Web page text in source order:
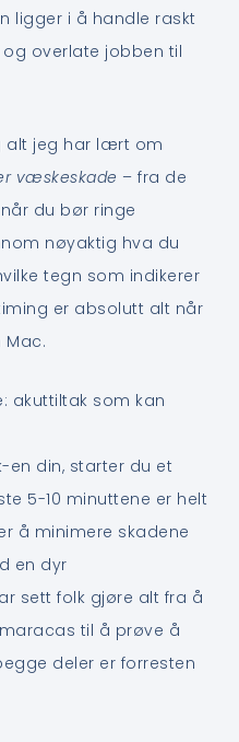
ligger i å handle raskt
overlate jobben til
alt jeg har lært om
væskeskade – fra de
du bør ringe
nøyaktig hva du
tegn som indikerer
er absolutt alt når
akuttiltak som kan
en din, starter du et
5-10 minuttene er helt
å minimere skadene
en dyr
sett folk gjøre alt fra å
til å prøve å
deler er forresten